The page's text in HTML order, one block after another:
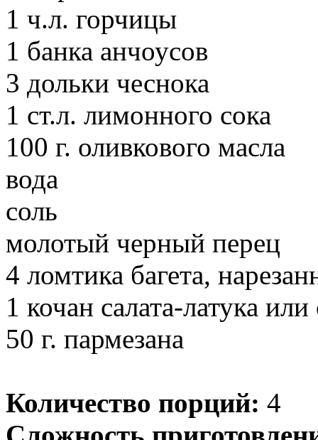
1 ч.л. горчицы
1 банка анчоусов
3 дольки чеснока
1 ст.л. лимонного сока
100 г. оливкового масла
вода
соль
молотый черный перец
4 ломтика багета,
1 кочан салата-латука
50 г. пармезана
Количество порций: 4